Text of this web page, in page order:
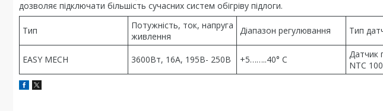
дозволяє підключати більшість сучасних систем обігріву підлоги.
Тип
Потужність, ток, напруга
живлення
Діапазон регулювання Тип
EASY MECH 3600Вт, 16А, 195В- 250В +5……..40° С
Датчик
NTC